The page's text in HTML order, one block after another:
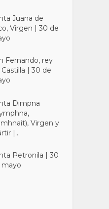
Juana de
Virgen | 30 de
Fernando, rey
| 30 de
Dimpna
Virgen y
|...
Petronila | 30
mayo